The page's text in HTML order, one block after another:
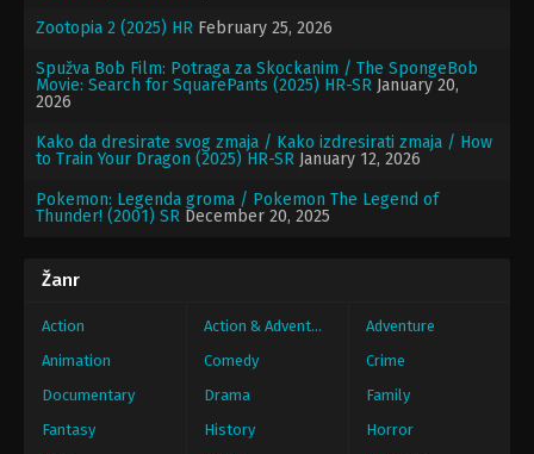
Zootopia 2 (2025) HR February 25, 2026
Spužva Bob Film: Potraga za Skockanim / The SpongeBob
Movie: Search for SquarePants (2025) HR-SR January 20,
2026
Kako da dresirate svog zmaja / Kako izdresirati zmaja / How
to Train Your Dragon (2025) HR-SR January 12, 2026
Pokemon: Legenda groma / Pokemon The Legend of
Thunder! (2001) SR December 20, 2025
Žanr
Action Action & Adventure
Adventure
Animation
Comedy
Crime
Documentary
Drama
Family
Fantasy
History
Horror